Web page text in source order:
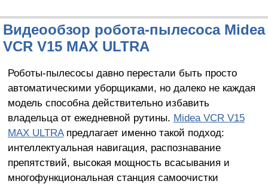
Видеообзор робота-пылесоса Midea
VCR V15 MAX ULTRA
Роботы-пылесосы давно перестали быть просто
автоматическими уборщиками, но далеко не каждая
модель способна действительно избавить
владельца от ежедневной рутины. Midea VCR V15
MAX ULTRAпредлагает именно такой подход:
интеллектуальная навигация, распознавание
препятствий, высокая мощность всасывания и
многофункциональная станция самоочистки